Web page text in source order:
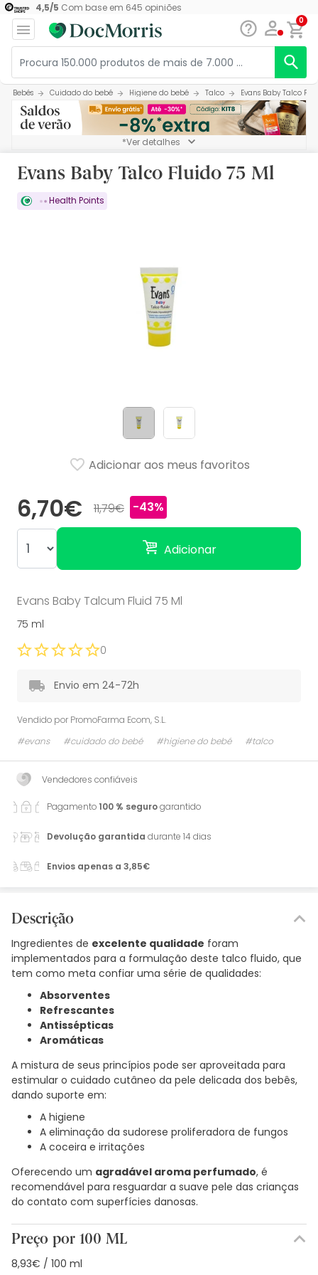
4,5/5 Com base em 645 opiniões
0
Bebés Cuidado do bebé Higiene do bebé Talco Evans Baby Talco
*Ver detalhes
Evans Baby Talco Fluido 75 Ml
Health Points
6,70€ 11,79€ -43%
Adicionar
Adicionar aos meus favoritos
Evans Baby Talcum Fluid 75 Ml
75 ml
0
Envio em 24-72h
Vendido por PromoFarma Ecom, S.L.
#evans
#cuidado do bebé #higiene do bebé #talco
Vendedores confiáveis
Pagamento100 % segurogarantido
Devolução garantida durante 14 dias
Envios apenas a 3,85€
Descrição
Ingredientes de excelente qualidade foram
implementados para a formulação deste talco fluido, que
tem como meta confiar uma série de qualidades:
Absorventes
Refrescantes
Antissépticas
Aromáticas
A mistura de seus princípios pode ser aproveitada para
estimular o cuidado cutâneo da pele delicada dos bebês,
dando suporte em:
A higiene
A eliminação da sudorese proliferadora de fungos
A coceira e irritações
Oferecendo um agradável aroma perfumado, é
recomendável para resguardar a suave pele das crianças
do contato com superfícies danosas.
Preço por 100 ML
8,93€ / 100 ml